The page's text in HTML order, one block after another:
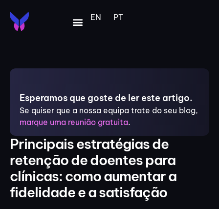
EN PT
Esperamos que goste de ler este artigo.
Se quiser que a nossa equipa trate do seu blog,
marque uma reunião gratuita.
Principais estratégias de
retenção de doentes para
clínicas: como aumentar a
fidelidade e a satisfação